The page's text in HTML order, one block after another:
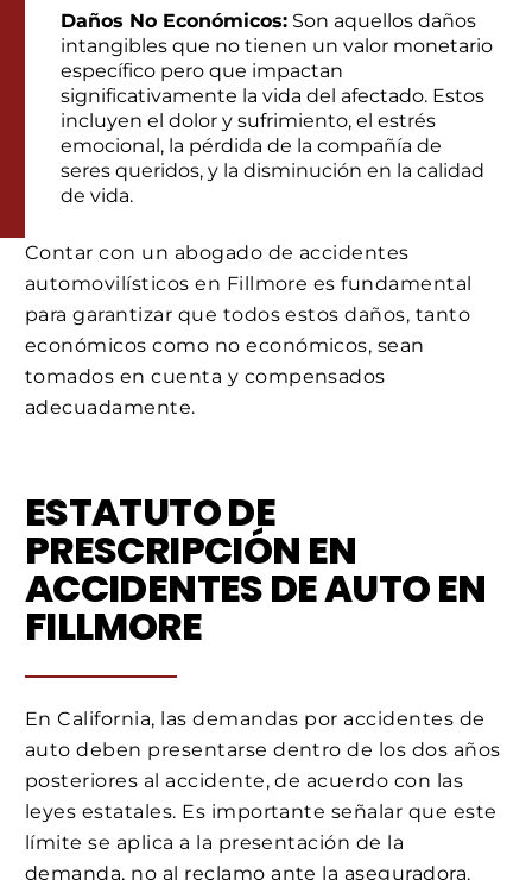
Daños No Económicos: Son aquellos daños
intangibles que no tienen un valor monetario
específico pero que impactan
significativamente la vida del afectado. Estos
incluyen el dolor y sufrimiento, el estrés
emocional, la pérdida de la compañía de
seres queridos, y la disminución en la calidad
de vida.
Contar con un abogado de accidentes
automovilísticos en Fillmore es fundamental
para garantizar que todos estos daños, tanto
económicos como no económicos, sean
tomados en cuenta y compensados
adecuadamente.
ESTATUTO DE
PRESCRIPCIÓN EN
ACCIDENTES DE AUTO EN
FILLMORE
En California, las demandas por accidentes de
auto deben presentarse dentro de los dos años
posteriores al accidente, de acuerdo con las
leyes estatales. Es importante señalar que este
límite se aplica a la presentación de la
demanda, no al reclamo ante la aseguradora.